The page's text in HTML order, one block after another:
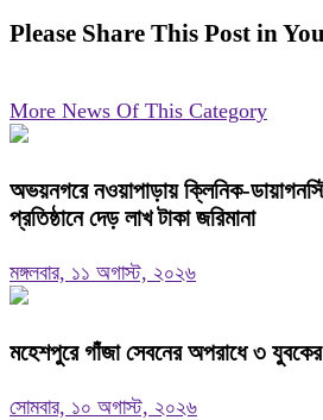
Please Share This Post in
More News Of This Category
অভয়নগরে নওয়াপাড়ায় ক্লিনিক-
প্রতিষ্ঠানে দেড় লাখ টাকা জরিমানা
মঙ্গলবার, ১১ অগাস্ট, ২০২৬
মহেশপুরে গাঁজা সেবনের অপরাধে ৩
সোমবার, ১০ অগাস্ট, ২০২৬